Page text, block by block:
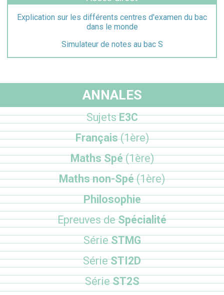
Explication sur les différents centres d'examen du bac
dans le monde
Simulateur de notes au bac S
ANNALES
SujetsE3C
Français(1ère)
Maths Spé(1ère)
Maths non-Spé(1ère)
Philosophie
Epreuves deSpécialité
SérieSTMG
SérieSTI2D
SérieST2S